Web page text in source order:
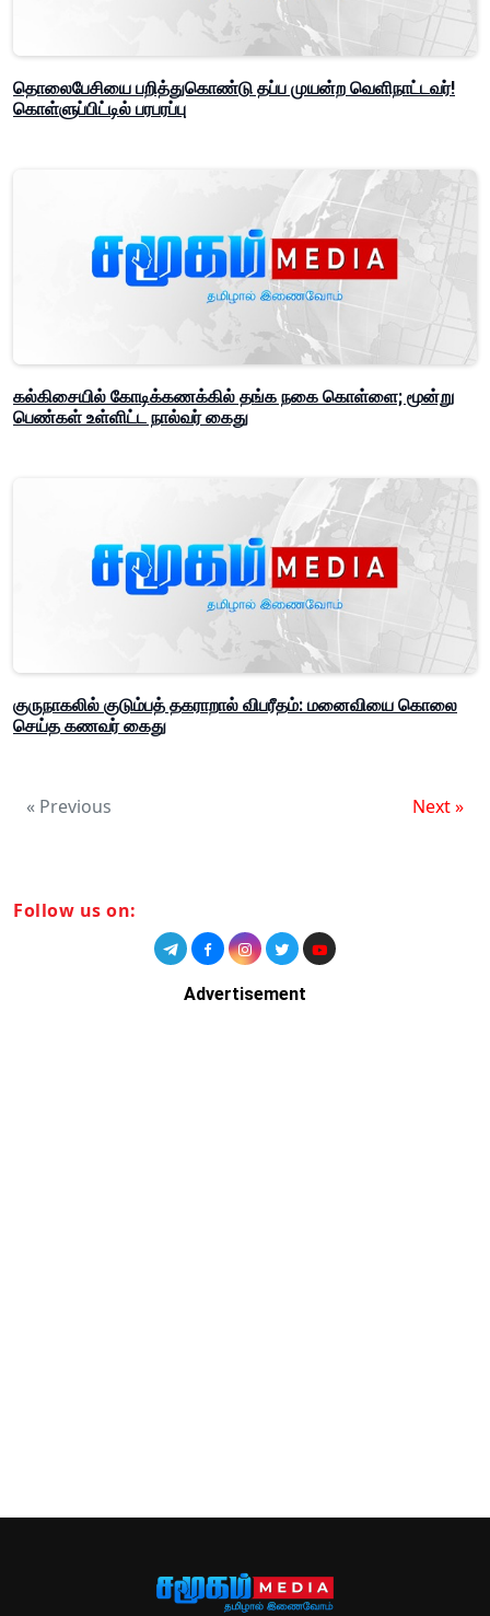
தொலைபேசியை பறித்துகொண்டு தப்ப முயன்ற வெளிநாட்டவர்!
கொள்ளுப்பிட்டில் பரபரப்பு
கல்கிசையில் கோடிக்கணக்கில் தங்க நகை கொள்ளை; மூன்று
பெண்கள் உள்ளிட்ட நால்வர் கைது
குருநாகலில் குடும்பத் தகராறால் விபரீதம்: மனைவியை கொலை
செய்த கணவர் கைது
« Previous Next »
Follow us on:
Advertisement